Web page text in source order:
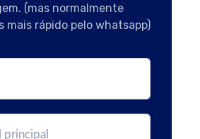
(mas normalmente
mais rápido pelo whatsapp)